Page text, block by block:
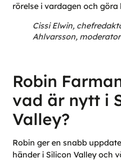
rörelse i vardagen och
Cissi Elwin,
Ahlvarsson, moderator
Robin
vad är nytt i
Valley?
Robin ger en snabb
händer i Silicon Valley och